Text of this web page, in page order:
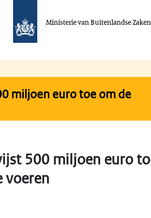
Ministerie van Buitenlandse Zaken
miljoen euro toe om de
500 miljoen euro
voeren